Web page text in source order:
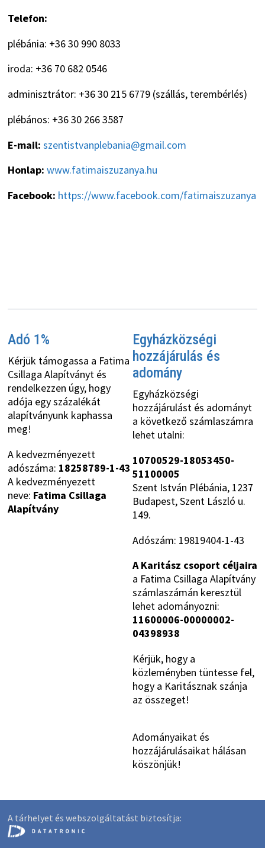
Telefon:
plébánia: +36 30 990 8033
iroda: +36 70 682 0546
adminisztrátor: +36 30 215 6779 (szállás, terembérlés)
plébános: +36 30 266 3587
E-mail: szentistvanplebania@gmail.com
Honlap: www.fatimaiszuzanya.hu
Facebook: https://www.facebook.com/fatimaiszuzanya
Adó 1%
Kérjük támogassa a Fatima
Csillaga Alapítványt és
rendelkezzen úgy, hogy
adója egy százalékát
alapítványunk kaphassa
meg!
A kedvezményezett
adószáma: 18258789-1-43
A kedvezményezett
neve: Fatima Csillaga
Alapítvány
Egyházközségi
hozzájárulás és
adomány
Egyházközségi
hozzájárulást és adományt
a következő számlaszámra
lehet utalni:
10700529-18053450-
51100005
Szent István Plébánia, 1237
Budapest, Szent László u.
149.
Adószám: 19819404-1-43
A Karitász csoport céljaira
a Fatima Csillaga Alapítvány
számlaszámán keresztül
lehet adományozni:
11600006-00000002-
04398938
Kérjük, hogy a
közleményben tüntesse fel,
hogy a Karitásznak szánja
az összeget!
Adományaikat és
hozzájárulásaikat hálásan
köszönjük!
A tárhelyet és webszolgáltatást biztosítja: